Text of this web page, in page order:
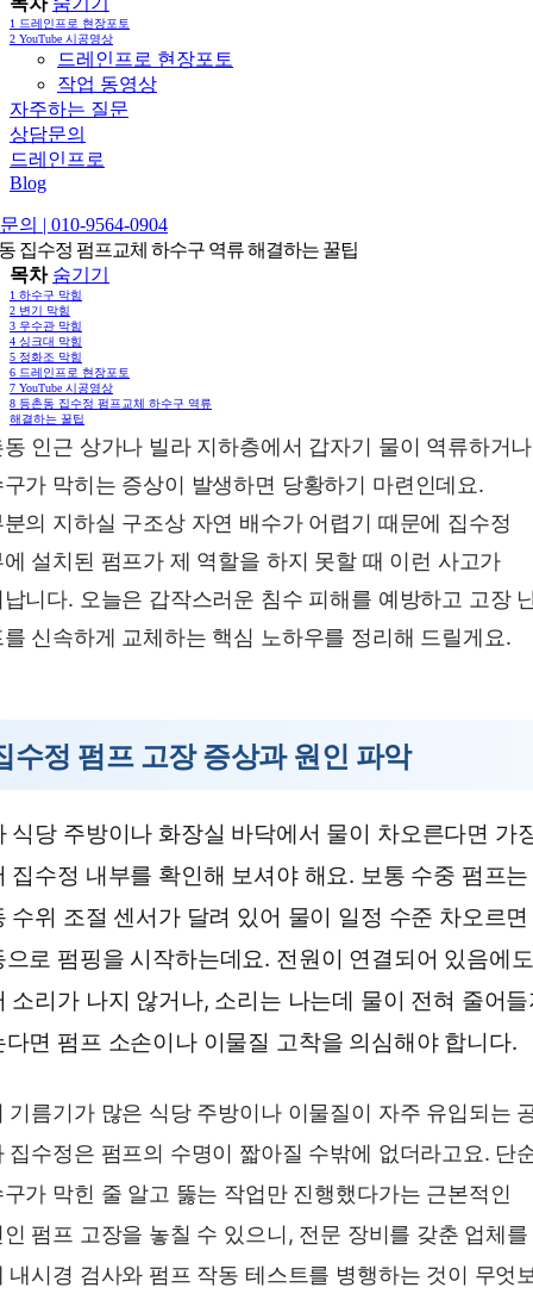
1 드레인프로 현장포토
2 YouTube 시공영상
드레인프로 현장포토
작업 동영상
자주하는 질문
상담문의
드레인프로
Blog
의 | 010-9564-0904
집수정 펌프교체 하수구 역류 해결하는 꿀팁
목차 숨기기
1 하수구 막힘
2 변기 막힘
3 우수관 막힘
4 싱크대 막힘
5 정화조 막힘
6 드레인프로 현장포토
7 YouTube 시공영상
8 등촌동 집수정 펌프교체 하수구 역류
해결하는 꿀팁
인근 상가나 빌라 지하층에서 갑자기 물이 역류하거나
가 막히는 증상이 발생하면 당황하기 마련인데요.
의 지하실 구조상 자연 배수가 어렵기 때문에 집수정
설치된 펌프가 제 역할을 하지 못할 때 이런 사고가
니다. 오늘은 갑작스러운 침수 피해를 예방하고 고장
신속하게 교체하는 핵심 노하우를 정리해 드릴게요.
수정 펌프 고장 증상과 원인 파악
식당 주방이나 화장실 바닥에서 물이 차오른다면 가
집수정 내부를 확인해 보셔야 해요. 보통 수중 펌프는
수위 조절 센서가 달려 있어 물이 일정 수준 차오르면
으로 펌핑을 시작하는데요. 전원이 연결되어 있음에도
소리가 나지 않거나, 소리는 나는데 물이 전혀 줄어
다면 펌프 소손이나 이물질 고착을 의심해야 합니다.
기름기가 많은 식당 주방이나 이물질이 자주 유입되는
집수정은 펌프의 수명이 짧아질 수밖에 없더라고요. 단
가 막힌 줄 알고 뚫는 작업만 진행했다가는 근본적인
펌프 고장을 놓칠 수 있으니, 전문 장비를 갖춘 업체를
내시경 검사와 펌프 작동 테스트를 병행하는 것이 무엇